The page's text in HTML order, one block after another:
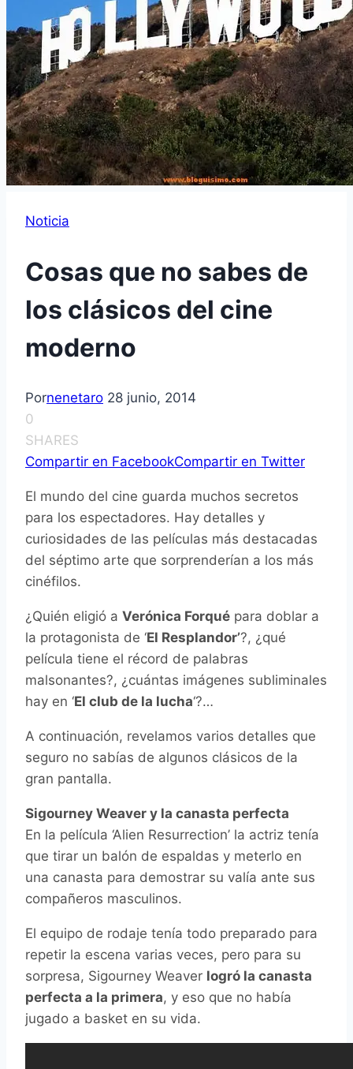
Noticia
Cosas que no sabes de
los clásicos del cine
moderno
Pornenetaro 28 junio, 2014
0
SHARES
Compartir en FacebookCompartir en Twitter
El mundo del cine guarda muchos secretos
para los espectadores. Hay detalles y
curiosidades de las películas más destacadas
del séptimo arte que sorprenderían a los más
cinéfilos.
¿Quién eligió a Verónica Forqué para doblar a
la protagonista de ‘El Resplandor’?, ¿qué
película tiene el récord de palabras
malsonantes?, ¿cuántas imágenes subliminales
hay en ‘El club de la lucha‘?…
A continuación, revelamos varios detalles que
seguro no sabías de algunos clásicos de la
gran pantalla.
Sigourney Weaver y la canasta perfecta
En la película ‘Alien Resurrection’ la actriz tenía
que tirar un balón de espaldas y meterlo en
una canasta para demostrar su valía ante sus
compañeros masculinos.
El equipo de rodaje tenía todo preparado para
repetir la escena varias veces, pero para su
sorpresa, Sigourney Weaver logró la canasta
perfecta a la primera, y eso que no había
jugado a basket en su vida.